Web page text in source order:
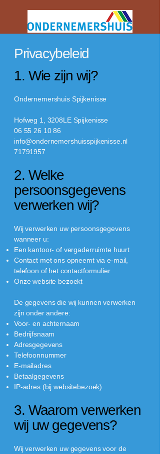
Privacybeleid
1. Wie zijn wij?
Ondernemershuis Spijkenisse
Hofweg 1, 3208LE Spijkenisse
06 55 26 10 86
info@ondernemershuisspijkenisse.nl
71791957
2. Welke
persoonsgegevens
verwerken wij?
Wij verwerken uw persoonsgegevens
wanneer u:
Een kantoor- of vergaderruimte huurt
Contact met ons opneemt via e-mail,
telefoon of het contactformulier
Onze website bezoekt
De gegevens die wij kunnen verwerken
zijn onder andere:
Voor- en achternaam
Bedrijfsnaam
Adresgegevens
Telefoonnummer
E-mailadres
Betaalgegevens
IP-adres (bij websitebezoek)
3. Waarom verwerken
wij uw gegevens?
Wij verwerken uw gegevens voor de